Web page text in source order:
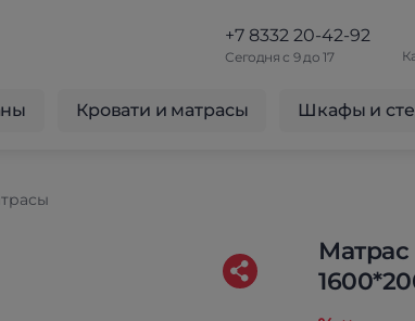
+7 8332 20-42-92
Сегодня с 9 до 17
Кровати и матрасы Шкафы и